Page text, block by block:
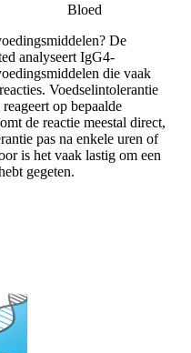
Bloed
De
analyseert IgG4-
die vaak
Voedselintolerantie
op bepaalde
de reactie meestal direct,
pas na enkele uren of
is het vaak lastig om een
gegeten.